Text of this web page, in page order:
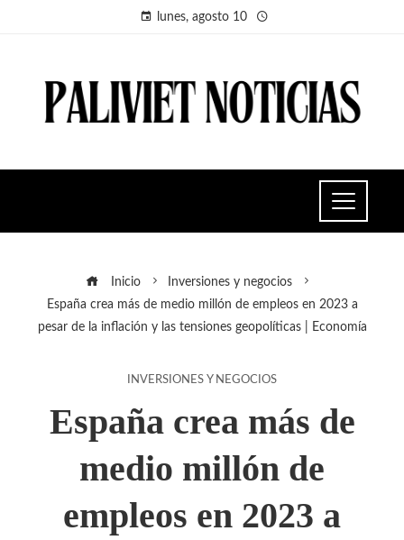
lunes, agosto 10
Inicio
Inversiones y negocios
España crea más de medio millón de empleos en 2023 a
pesar de la inflación y las tensiones geopolíticas | Economía
INVERSIONES Y NEGOCIOS
España crea más de
medio millón de
empleos en 2023 a